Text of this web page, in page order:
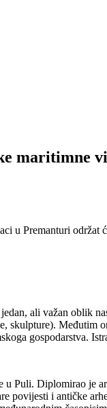
maritimne
u Premanturi
ali važan oblik
skulpture).
gospodarstva.
Puli. Diplomirao je
povijesti i antičke